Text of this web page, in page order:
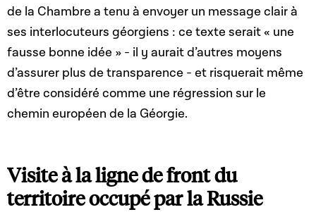
de la Chambre a tenu à envoyer un message clair à
ses interlocuteurs géorgiens : ce texte serait « une
fausse bonne idée » - il y aurait d’autres moyens
d’assurer plus de transparence - et risquerait même
d’être considéré comme une régression sur le
chemin européen de la Géorgie.
Visite à la ligne de front du
territoire occupé par la Russie